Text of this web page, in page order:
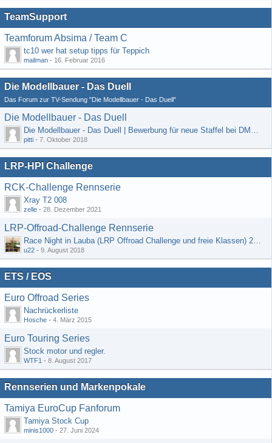
TeamSupport
Teamforum Absima / Team C
tc10 wer hat setup tipps für Teppich
mailman - 16. Februar 2016
Die Modellbauer - Das Duell
Das Forum zur TV-Sendung "Die Modellbauer - Das Duell"
Die Modellbauer - Das Duell
Die Modellbauer - Das Duell | Bewerbung für neue Staffel bei DMAX *Werbung*
pitti - 7. Oktober 2018
LRP-HPI Challenge
RCK-Challenge Rennserie
Xray T2 008
zelle - 28. Dezember 2021
LRP-Offroad-Challenge Rennserie
Race Night in Lauba (LRP Offroad Challenge und freie Klassen) 25/26.08
u22 - 9. August 2018
ETS / EOS
Euro Offroad Series
Nachrückerliste
Hosche - 4. März 2015
Euro Touring Series
Stock motor und regler.
WTF1 - 8. August 2017
Rennserien und Markenpokale
Tamiya EuroCup Fanforum
Tamiya Stock Cup
minis1000 - 27. Juni 2024